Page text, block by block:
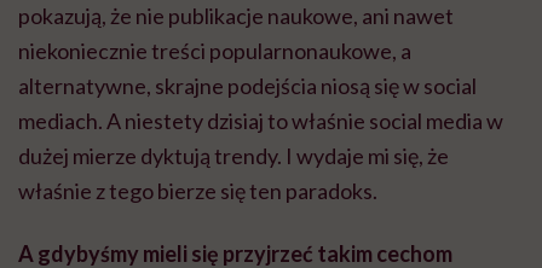
pokazują, że nie publikacje naukowe, ani nawet
niekoniecznie treści popularnonaukowe, a
alternatywne, skrajne podejścia niosą się w social
mediach. A niestety dzisiaj to właśnie social media w
dużej mierze dyktują trendy. I wydaje mi się, że
właśnie z tego bierze się ten paradoks.
A gdybyśmy mieli się przyjrzeć takim cechom